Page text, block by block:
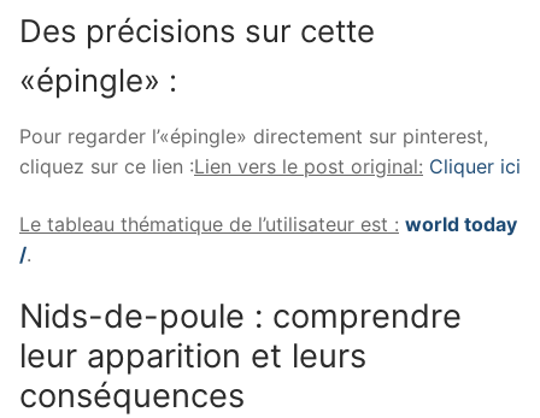
Des précisions sur cette
«épingle» :
Pour regarder l’«épingle» directement sur pinterest,
cliquez sur ce lien :Lien vers le post original: Cliquer ici
Le tableau thématique de l’utilisateur est : world today
/.
Nids-de-poule : comprendre
leur apparition et leurs
conséquences